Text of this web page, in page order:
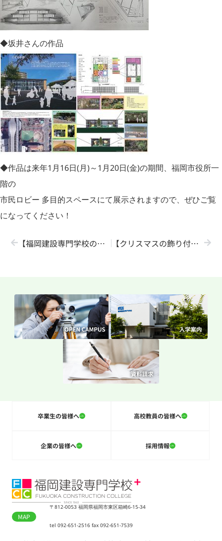
◆坂井さんの作品
◆作品は来年1月16日(月)～1月20日(金)の期間、福岡市役所一
階の
市民ロビー 多目的スペースにて展示されますので、ぜひご覧
になってください！
【福岡建設専門学校の公式インスタ開設しました！】 【クリスマスの飾り付けをしました】
卒業生の皆様へ 高校教員の皆様へ
企業の皆様へ 採用情報
〒812-0053 福岡県福岡市東区箱崎6-15-34
MAP
tel 092-651-2516 fax 092-651-7539